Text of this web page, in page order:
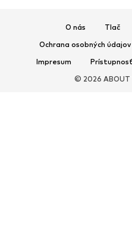
Exkluzívne
O nás Tlač
Ochrana osobných údajov
Impresum
© 2026 ABOUT